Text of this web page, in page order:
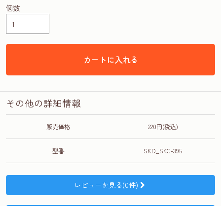
個数
カートに入れる
その他の詳細情報
販売価格 220円(税込)
型番 SKD_SKC-395
レビューを見る(0件)